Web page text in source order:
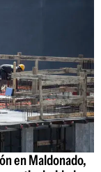
en Maldonado,